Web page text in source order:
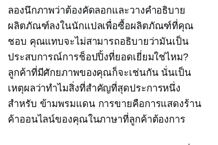
ลองนึกภาพว่าต้องคัดลอกและวางคำอธิบาย
ผลิตภัณฑ์ลงในนักแปลเพื่อซื้อผลิตภัณฑ์ที่คุณ
ชอบ คุณแทบจะไม่สามารถอธิบายว่ามันเป็น
ประสบการณ์การช็อปปิ้งที่ยอดเยี่ยมใช่ไหม?
ลูกค้าที่มีศักยภาพของคุณก็จะเช่นกัน นั่นเป็น
เหตุผลว่าทำไมสิ่งที่สำคัญที่สุดประการหนึ่ง
สำหรับ ข้ามพรมแดนการขายคือการแสดงร้าน
ค้าออนไลน์ของคุณในภาษาที่ลูกค้าต้องการ